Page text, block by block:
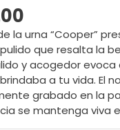
la urna “Cooper”
que resalta la
y acogedor
a tu vida. El
grabado en la
se mantenga viva